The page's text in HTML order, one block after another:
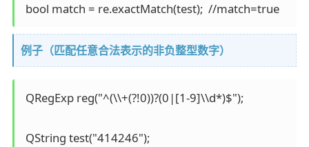
bool match = re.exactMatch(test);  //match=true
例子（匹配任意合法表示的非负整型数字）
QRegExp reg("^(\\+(?!0))?(0|[1-9]\\d*)$");
QString test("414246");